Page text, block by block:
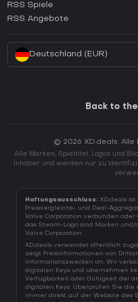
Wie aktiviert man einen EA App
RSS Spiele
RSS Angebote
Deutschland (EUR)
Back to
© 2026 XD.deals.
Alle Marken, Spieltitel, Logos und
Inhaber und werden nur zu
Haftungsausschluss: XD.deals
Preisvergleichs- und Deal-
Valve Corporation verbunden
das Steam-Logo sind Marken
Valve Corporation.
XD.deals verwendet öffentlich
zeigt Preisinformationen von
Informationszwecken an. Wir
digitalen Keys und übernehmen
Verfügbarkeit oder Gültigkeit der
digitalen Keys. Überprüfen Sie
immer direkt auf der Website des